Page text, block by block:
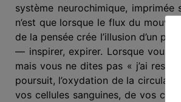
système neurochimique,
n’est que lorsque le flux du
de la pensée crée l’illusion d’un
— inspirer, expirer. Lorsque vous
mais vous ne dites pas « j’ai
poursuit, l’oxydation de la
vos cellules sanguines, de vos